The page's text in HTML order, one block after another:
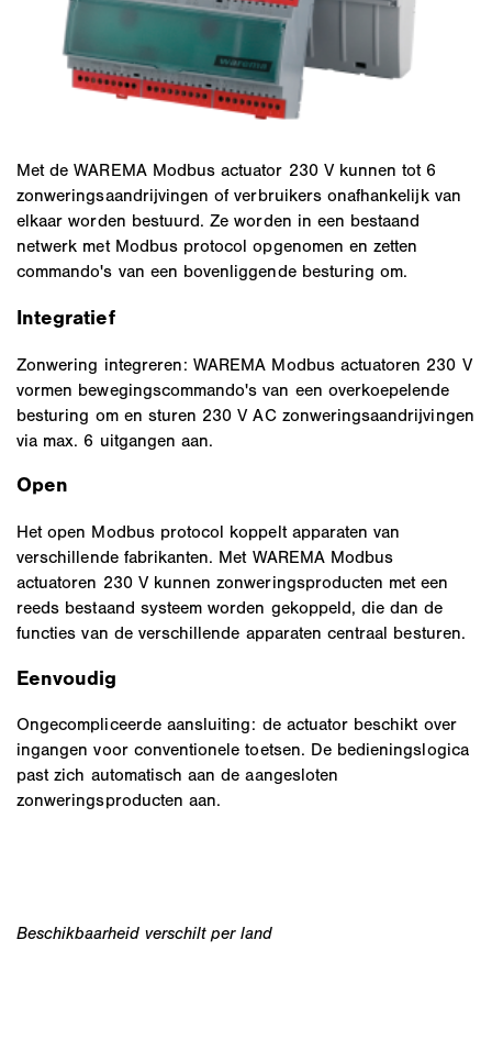
Met de WAREMA Modbus actuator 230 V kunnen tot 6
zonweringsaandrijvingen of verbruikers onafhankelijk van
elkaar worden bestuurd. Ze worden in een bestaand
netwerk met Modbus protocol opgenomen en zetten
commando's van een bovenliggende besturing om.
Integratief
Zonwering integreren: WAREMA Modbus actuatoren 230 V
vormen bewegingscommando's van een overkoepelende
besturing om en sturen 230 V AC zonweringsaandrijvingen
via max. 6 uitgangen aan.
Open
Het open Modbus protocol koppelt apparaten van
verschillende fabrikanten. Met WAREMA Modbus
actuatoren 230 V kunnen zonweringsproducten met een
reeds bestaand systeem worden gekoppeld, die dan de
functies van de verschillende apparaten centraal besturen.
Eenvoudig
Ongecompliceerde aansluiting: de actuator beschikt over
ingangen voor conventionele toetsen. De bedieningslogica
past zich automatisch aan de aangesloten
zonweringsproducten aan.